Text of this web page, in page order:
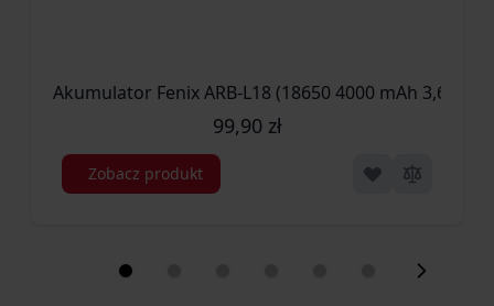
Akumulator Fenix ARB-L18 (18650 4000 mAh 3,6V)
99,90 zł
Zobacz produkt